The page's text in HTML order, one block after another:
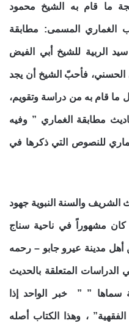
ما قام به الشيخ محمود
الغماري المسمى: مطابقة
الربية للشيخ أبي الفيض
الحسني، فأحبّ الشيخ أن يجد
ما قام به من دراسة وتقويم،
مطابقة الغماري ” وفيه
للنصوص التي ذكرها في
الشريف والسنة النبوية جهود
مشهوراً في ناحية سناج
أهل مدينة عيرو جابو – رحمه
المتعلقة بالحديث
” ” خبر الواحد إذا
، وهذا الكتاب أصله